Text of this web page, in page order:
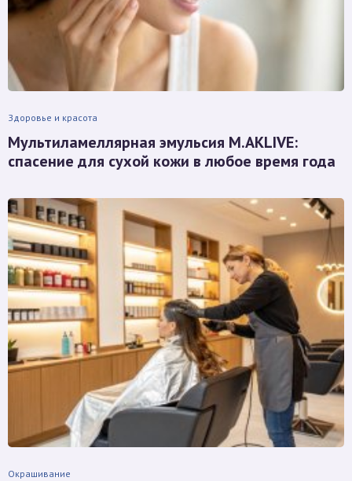
Здоровье и красота
Мультиламеллярная эмульсия M.AKLIVE:
спасение для сухой кожи в любое время года
Окрашивание